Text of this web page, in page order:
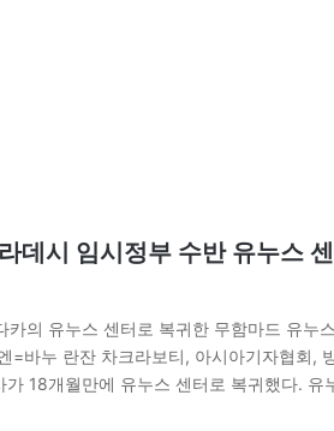
데시 임시정부 수반 유누스
의 유누스 센터로 복귀한 무함마드 유누
=바누 란잔 차크라보티, 아시아기자협회,
가 18개월만에 유누스 센터로 복귀했다.